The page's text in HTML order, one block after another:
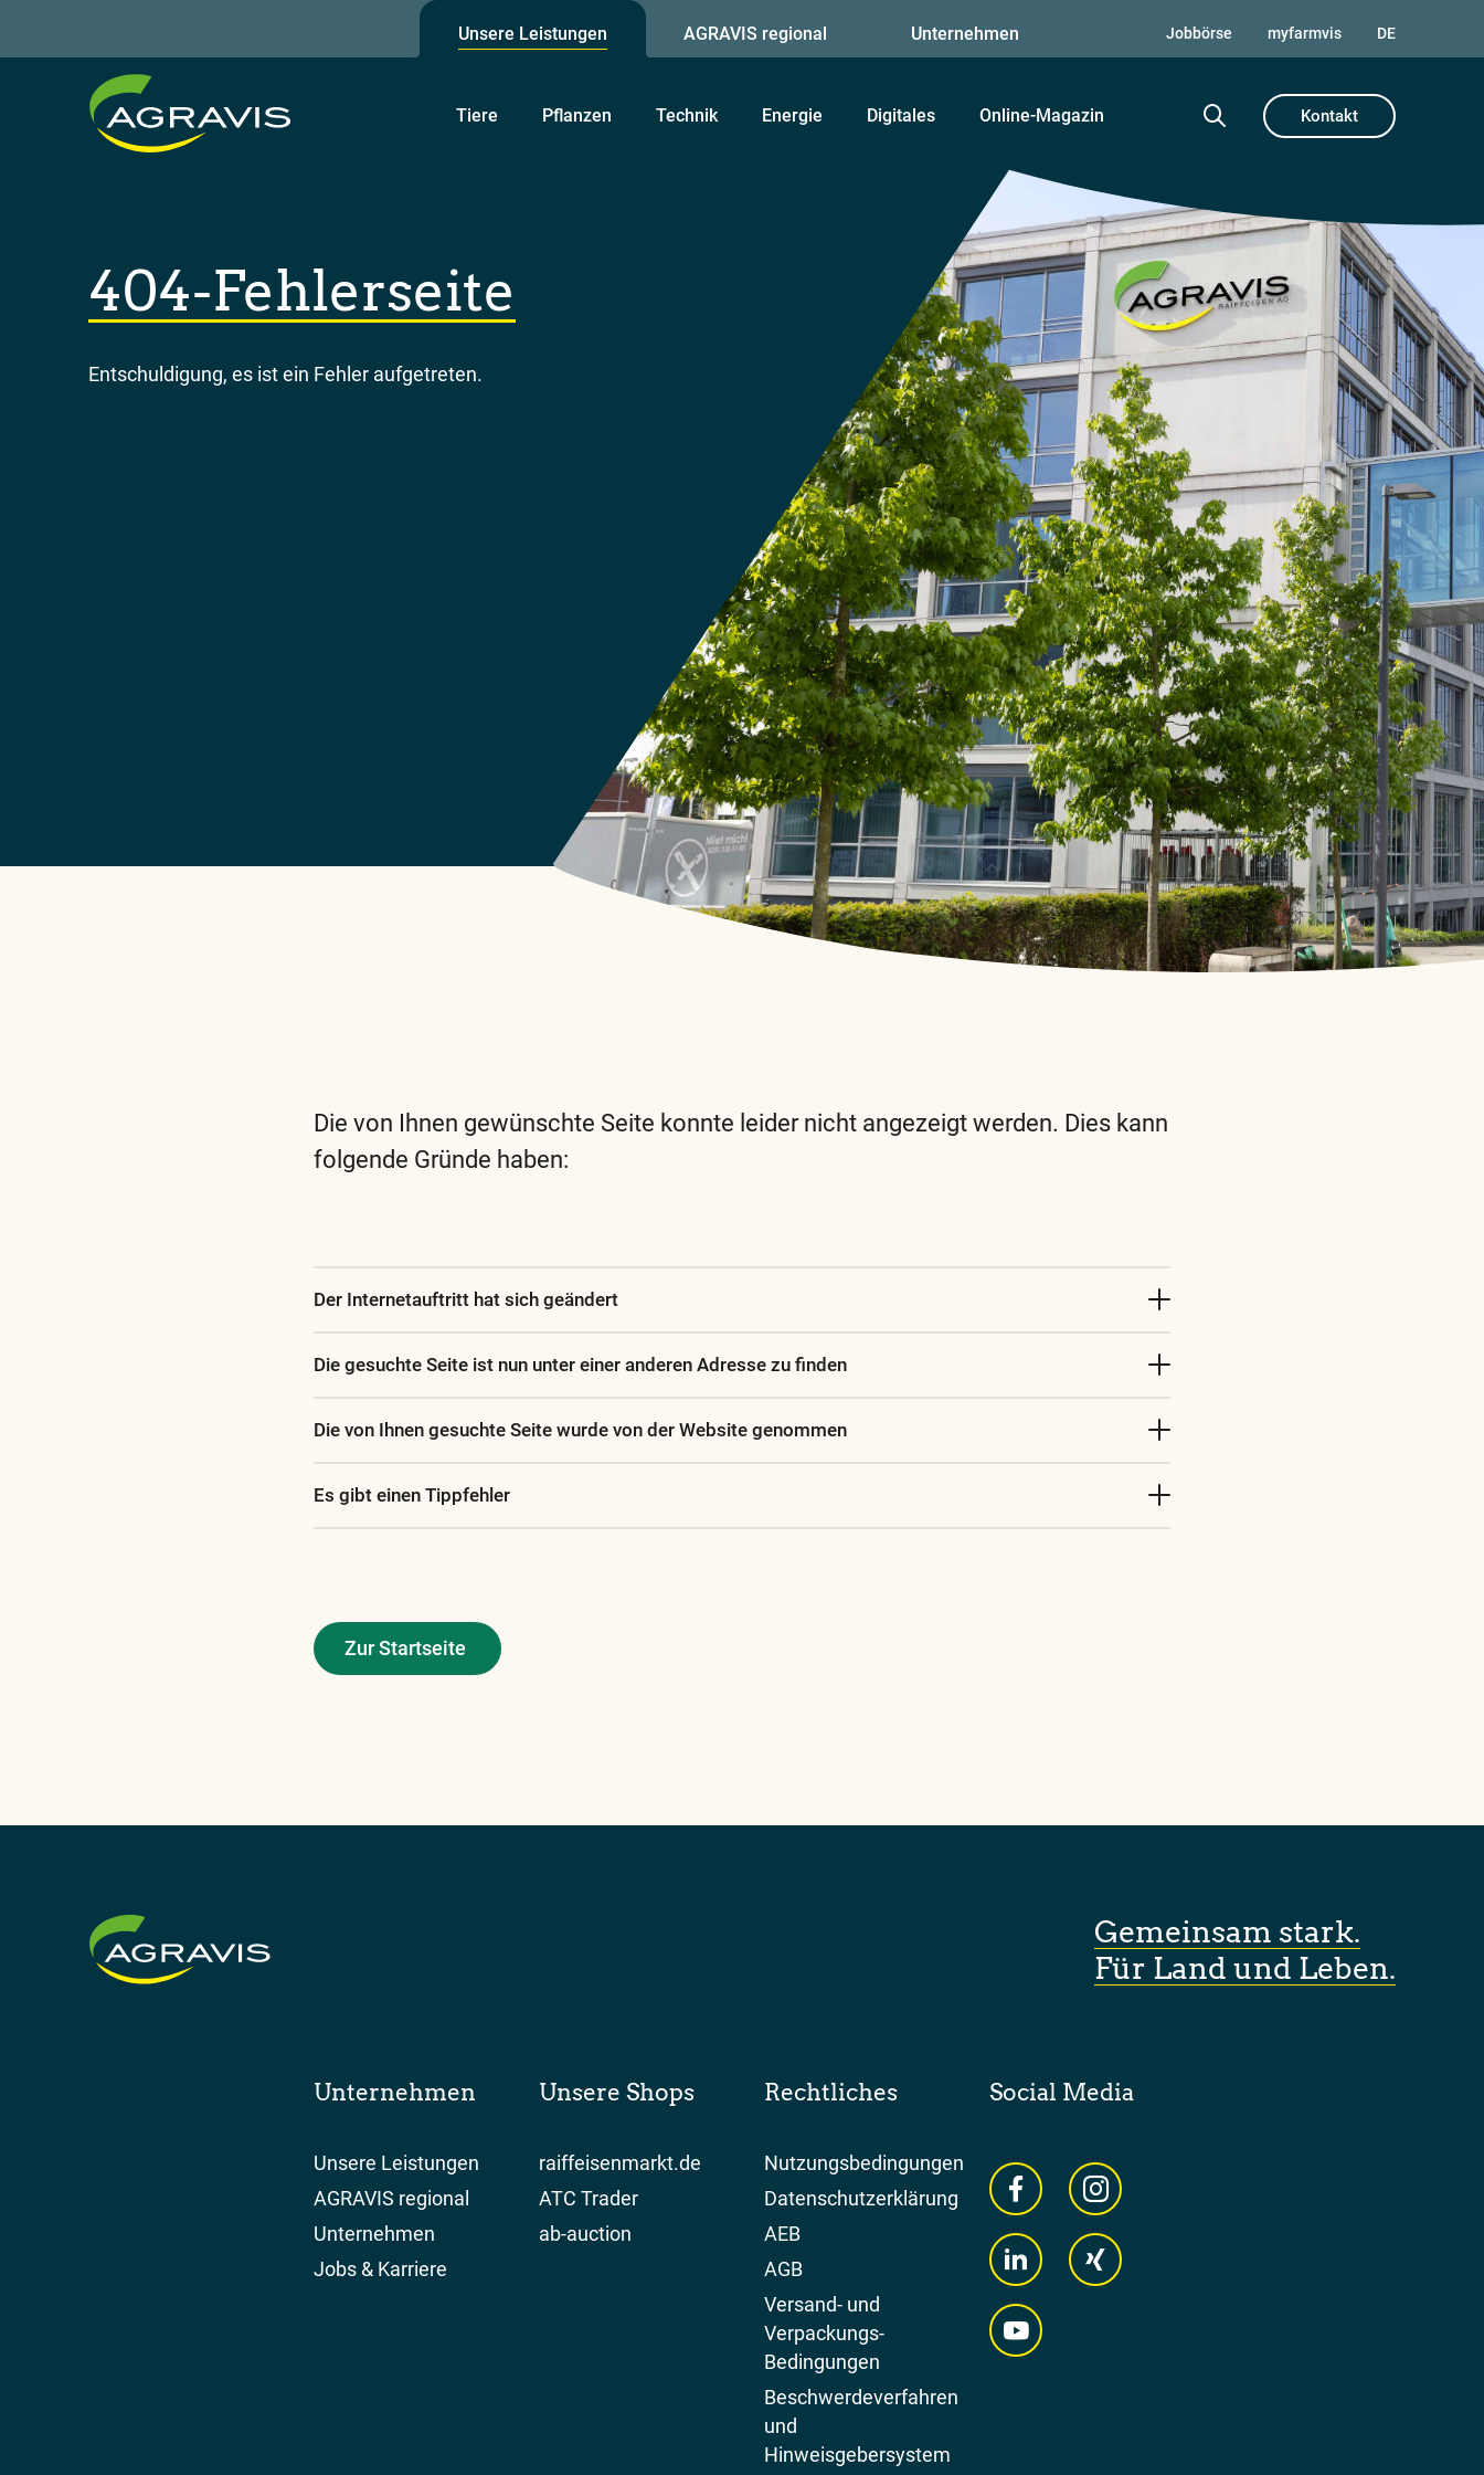
Unsere Leistungen AGRAVIS regional Unternehmen Jobbörse myfarmvis DE
Tiere Pflanzen Technik Energie Digitales Online-Magazin Kontakt
404-Fehlerseite
Entschuldigung, es ist ein Fehler aufgetreten.
Die von Ihnen gewünschte Seite konnte leider nicht angezeigt werden. Dies kann
folgende Gründe haben:
weiteren
wichtigen
Begriffe
finden
Sie
Glossar
Der Internetauftritt hat sich geändert
Die gesuchte Seite ist nun unter einer anderen Adresse zu finden
Die von Ihnen gesuchte Seite wurde von der Website genommen
Es gibt einen Tippfehler
Zur Startseite
Gemeinsam stark.
Für Land und Leben.
Unternehmen
Unsere Leistungen
AGRAVIS regional
Unternehmen
Jobs & Karriere
Unsere Shops
raiffeisenmarkt.de
ATC Trader
ab-auction
Rechtliches
Nutzungsbedingungen
Datenschutzerklärung
AEB
AGB
Versand- und
Verpackungs-
Bedingungen
Beschwerdeverfahren
und
Hinweisgebersystem
Social Media